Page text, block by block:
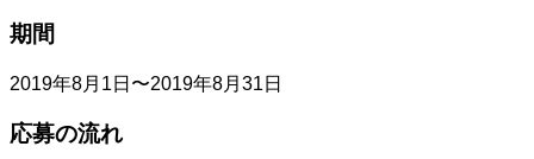
期間
2019年8月1日〜2019年8月31日
応募の流れ